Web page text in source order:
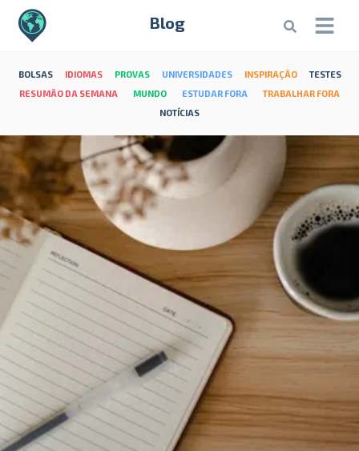
Blog
BOLSAS IDIOMAS PROVAS UNIVERSIDADES INSPIRAÇÃO
TESTES
RESUMÃO DA SEMANA
MUNDO ESTUDAR FORA
TRABALHAR FORA
NOTÍCIAS